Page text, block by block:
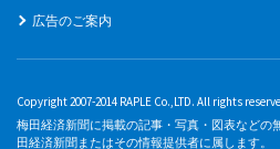
広告のご案内
Copyright 2007-2014 RAPLE Co.,LTD. All rights
梅田経済新聞に掲載の記事・写真・図表などの
田経済新聞またはその情報提供者に属します。